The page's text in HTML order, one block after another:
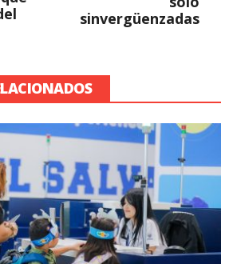
sinvergüenzadas